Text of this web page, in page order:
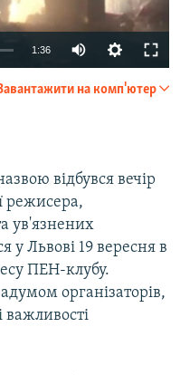
1:36
на комп'ютер
відбувся вечір
режисера,
ув'язнених
у Львові 19 вересня в
ПЕН-клубу.
організаторів,